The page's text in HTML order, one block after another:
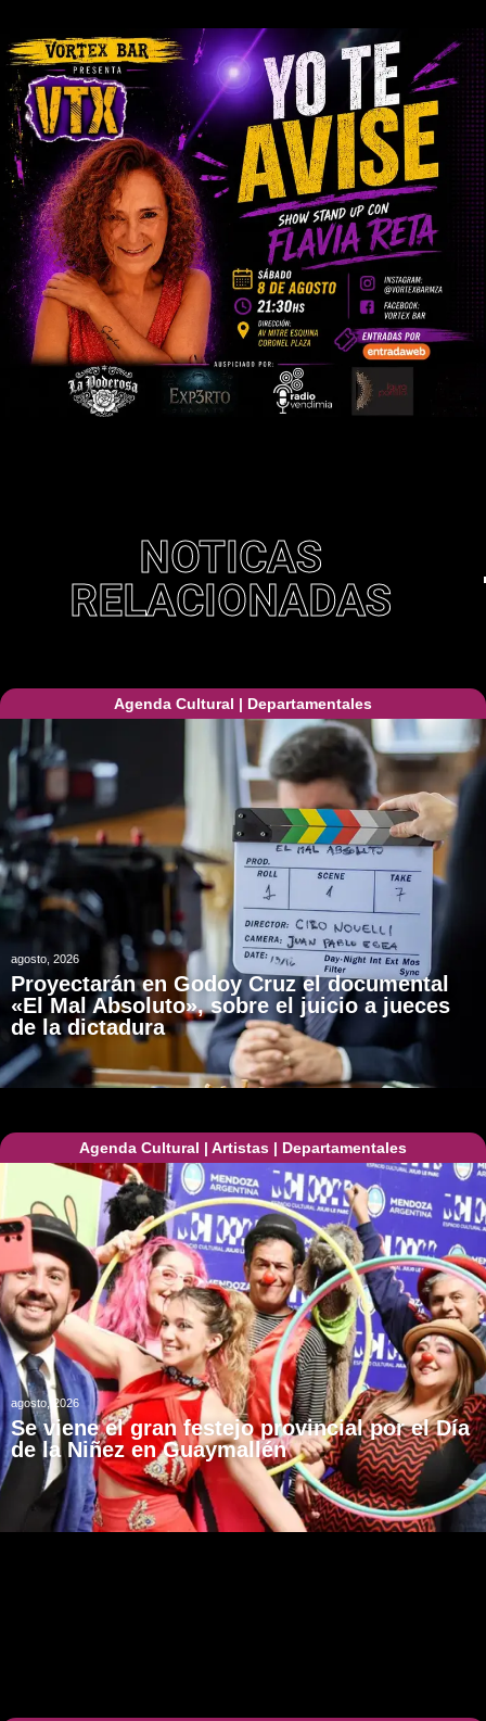
NOTICAS
RELACIONADAS
Agenda Cultural | Departamentales
agosto, 2026
Proyectarán en Godoy Cruz el documental
«El Mal Absoluto», sobre el juicio a jueces
de la dictadura
Agenda Cultural | Artistas | Departamentales
agosto, 2026
Se viene el gran festejo provincial por el Día
de la Niñez en Guaymallén